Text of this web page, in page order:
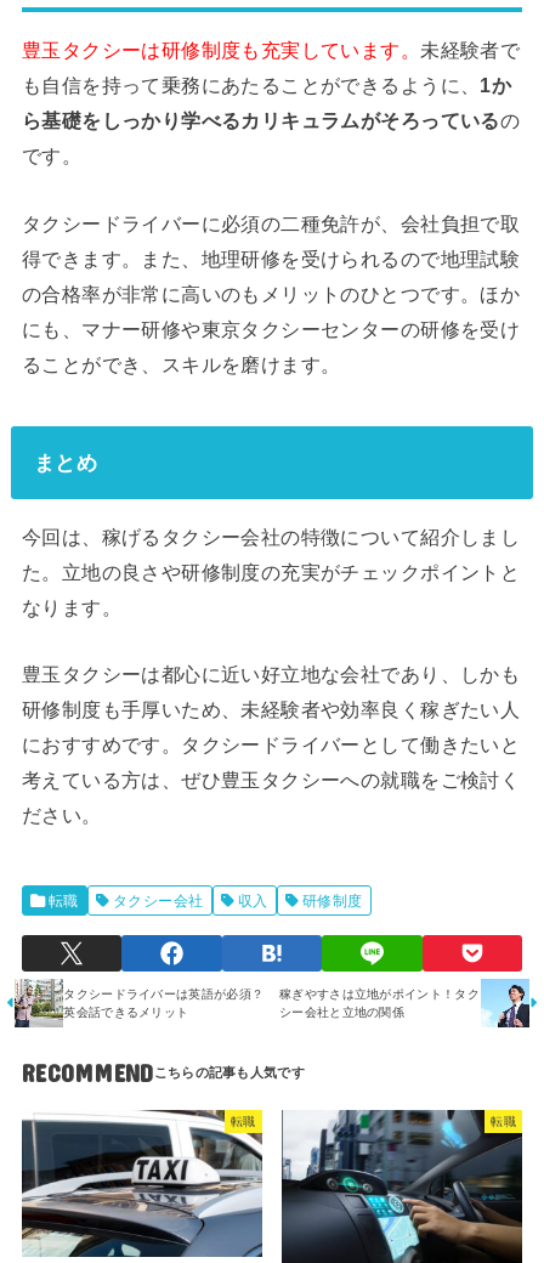
豊玉タクシーは研修制度も充実しています。 未経験者で
も自信を持って乗務にあたることができるように、 1か
ら基礎をしっかり学べるカリキュラムがそろっているの
です。
タクシードライバーに必須の二種免許が、会社負担で取
得できます。また、地理研修を受けられるので地理試験
の合格率が非常に高いのもメリットのひとつです。ほか
にも、マナー研修や東京タクシーセンターの研修を受け
ることができ、スキルを磨けます。
まとめ
今回は、稼げるタクシー会社の特徴について紹介しまし
た。立地の良さや研修制度の充実がチェックポイントと
なります。
豊玉タクシーは都心に近い好立地な会社であり、しかも
研修制度も手厚いため、未経験者や効率良く稼ぎたい人
におすすめです。タクシードライバーとして働きたいと
考えている方は、ぜひ豊玉タクシーへの就職をご検討く
ださい。
転職 タクシー会社 収入 研修制度
タクシードライバーは英語が必須？
英会話できるメリット
稼ぎやすさは立地がポイント！タク
シー会社と立地の関係
RECOMMEND
転職 転職